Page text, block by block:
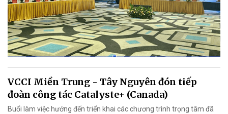
VCCI Miền Trung - Tây Nguyên đón tiếp
đoàn công tác Catalyste+ (Canada)
Buổi làm việc hướng đến triển khai các chương trình trọng tâm đã